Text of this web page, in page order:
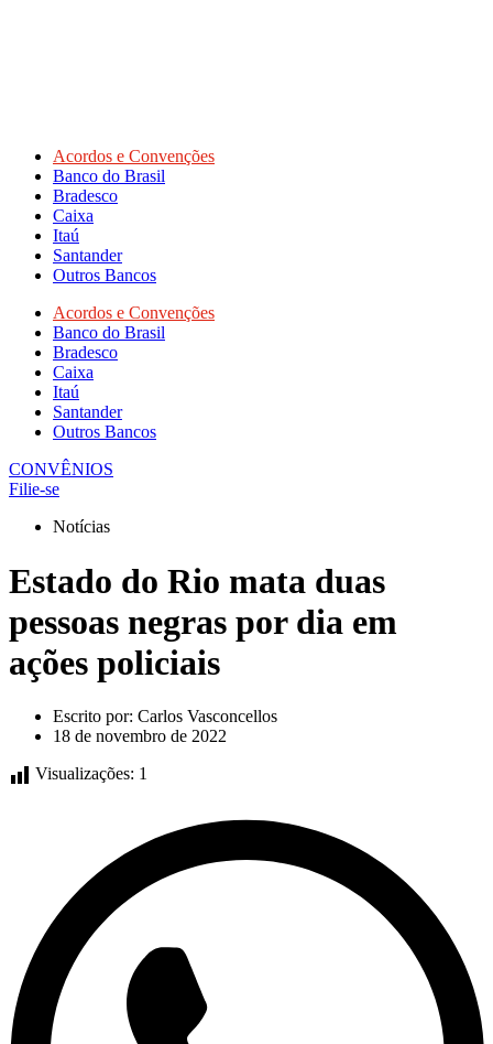
Acordos e Convenções
Banco do Brasil
Bradesco
Caixa
Itaú
Santander
Outros Bancos
Acordos e Convenções
Banco do Brasil
Bradesco
Caixa
Itaú
Santander
Outros Bancos
CONVÊNIOS
Filie-se
Notícias
Estado do Rio mata duas
pessoas negras por dia em
ações policiais
Escrito por: Carlos Vasconcellos
18 de novembro de 2022
Visualizações: 1